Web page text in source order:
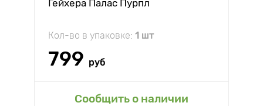
Гейхера Палас Пурпл
Кол-во в упаковке: 1 шт
799 руб
Сообщить о наличии